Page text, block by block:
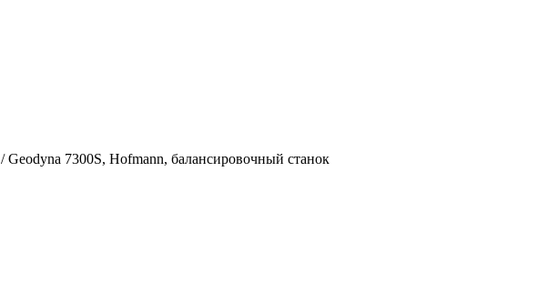
/ Geodyna 7300S, Hofmann, балансировочный станок